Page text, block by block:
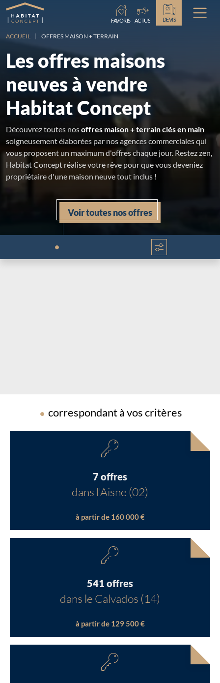
Chargement...
FAVORIS
ACTUS DEVIS
ACCUEIL OFFRES MAISON + TERRAIN
Les offres maisons
neuves à vendre
Habitat Concept
Découvrez toutes nosoffres maison + terrain clés en main
soigneusement élaborées par nos agences commerciales qui
vous proposent un maximum d'offres chaque jour. Restez zen,
Habitat Concept réalise votre rêve pour que vous deveniez
propriétaire d'une maison neuve tout inclus !
Voir toutes nos offres
Chargement...
Chargement...
correspondant à vos critères
7 offres
dans l'Aisne (02)
à partir de 160 000 €
541 offres
dans le Calvados (14)
à partir de 129 500 €